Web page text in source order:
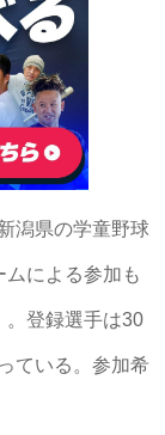
潟県の学童野球
による参加も
。登録選手は30
ている。参加希